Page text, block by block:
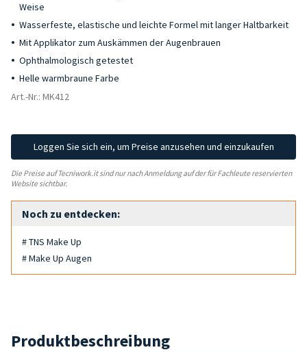
Weise
Wasserfeste, elastische und leichte Formel mit langer Haltbarkeit
Mit Applikator zum Auskämmen der Augenbrauen
Ophthalmologisch getestet
Helle warmbraune Farbe
Art.-Nr.: MK412
Loggen Sie sich ein, um Preise anzusehen und einzukaufen
Die Preise auf Tecniwork.it sind nur nach Anmeldung auf der für Fachleute reservierten
Website sichtbar.
Noch zu entdecken:
# TNS Make Up
# Make Up Augen
Produktbeschreibung